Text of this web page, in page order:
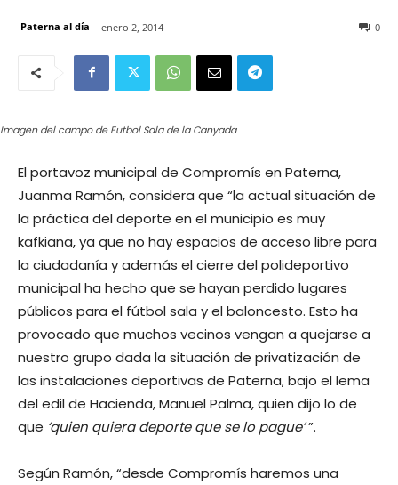
Paterna al día enero 2, 2014 0
Imagen del campo de Futbol Sala de la Canyada
El portavoz municipal de Compromís en Paterna,
Juanma Ramón, considera que “la actual situación de
la práctica del deporte en el municipio es muy
kafkiana, ya que no hay espacios de acceso libre para
la ciudadanía y además el cierre del polideportivo
municipal ha hecho que se hayan perdido lugares
públicos para el fútbol sala y el baloncesto. Esto ha
provocado que muchos vecinos vengan a quejarse a
nuestro grupo dada la situación de privatización de
las instalaciones deportivas de Paterna, bajo el lema
del edil de Hacienda, Manuel Palma, quien dijo lo de
que ‘quien quiera deporte que se lo pague’”.
Según Ramón, “desde Compromís haremos una